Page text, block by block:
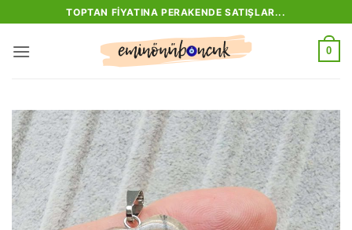
atla
TOPTAN FIYATINA PERAKENDE SATIŞLAR...
0